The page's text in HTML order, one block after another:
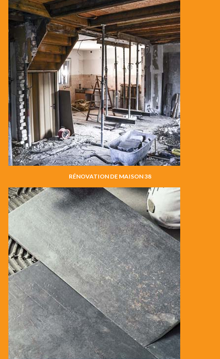
RÉNOVATION DE MAISON 38